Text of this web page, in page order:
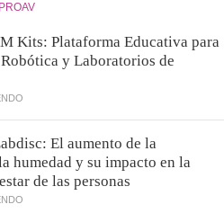
Kits: Plataforma Educativa para
y Laboratorios de
El aumento de la
humedad y su impacto en la
de las personas